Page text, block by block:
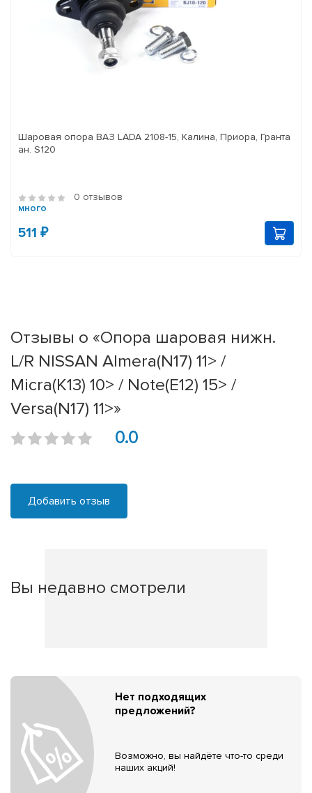
Шаровая опора ВАЗ LADA 2108-15, Калина, Приора, Гранта
ан. S120
0 отзывов
много
511 ₽
Отзывы о «Опора шаровая нижн.
L/R NISSAN Almera(N17) 11> /
Micra(K13) 10> / Note(E12) 15> /
Versa(N17) 11>»
0.0
Добавить отзыв
Вы недавно смотрели
Нет подходящих
предложений?
Возможно, вы найдёте что-то среди
наших акций!